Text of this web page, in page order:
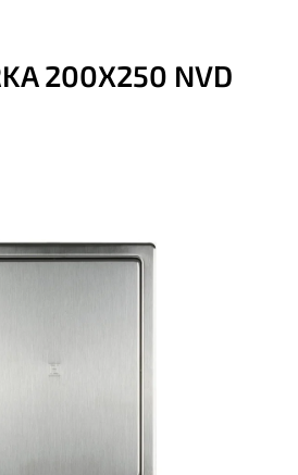
200X250 NVD